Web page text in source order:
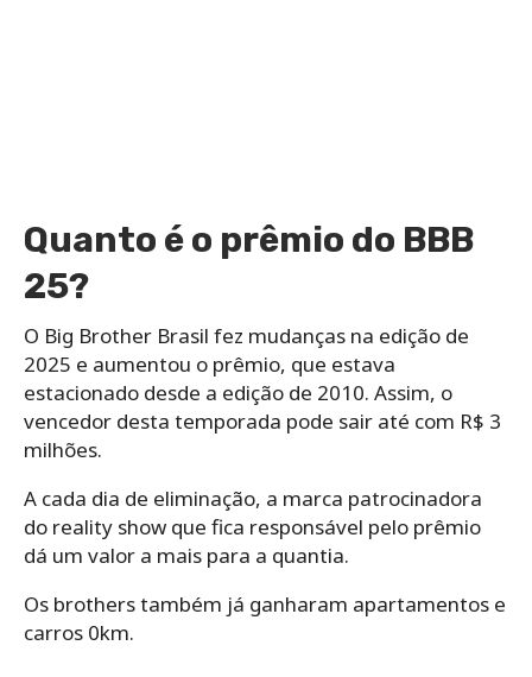
Quanto é o prêmio do BBB
25?
O Big Brother Brasil fez mudanças na edição de
2025 e aumentou o prêmio, que estava
estacionado desde a edição de 2010. Assim, o
vencedor desta temporada pode sair até com R$ 3
milhões.
A cada dia de eliminação, a marca patrocinadora
do reality show que fica responsável pelo prêmio
dá um valor a mais para a quantia.
Os brothers também já ganharam apartamentos e
carros 0km.